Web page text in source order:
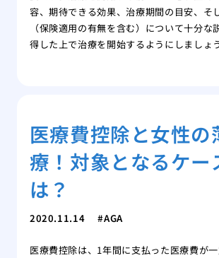
容、期待できる効果、治療期間の目安、そ
（保険適用の有無を含む）について十分な
得した上で治療を開始するようにしましょう
医療費控除と女性の
療！対象となるケー
は？
2020.11.14 AGA
医療費控除は、1年間に支払った医療費が